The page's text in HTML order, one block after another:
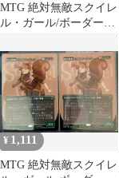
MTG 絶対無敵スクイレ
ル・ガール/ボーダーレ
¥ 1,111
MTG 絶対無敵スクイレ